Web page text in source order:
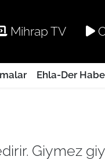
Mihrap TV
Ehla-Der
Giymez